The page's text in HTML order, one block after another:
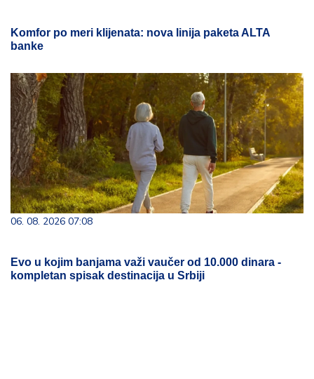
Komfor po meri klijenata: nova linija paketa ALTA
banke
06. 08. 2026 07:08
Evo u kojim banjama važi vaučer od 10.000 dinara -
kompletan spisak destinacija u Srbiji